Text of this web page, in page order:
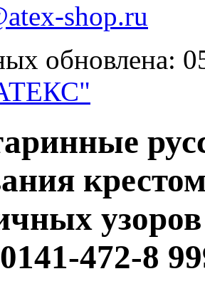
shop.ru
обновлена:
472-8